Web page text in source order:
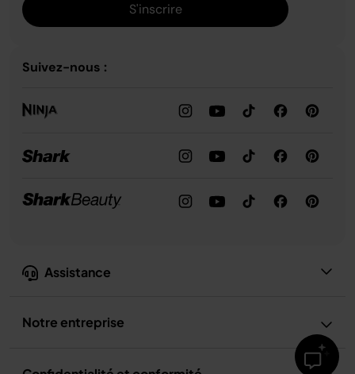
Assistance
Notre entreprise
S'inscrire
Suivez-nous :